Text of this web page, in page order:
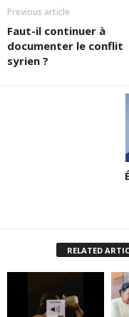
Previous article
Faut-il continuer à
documenter le conflit
syrien ?
RELATED